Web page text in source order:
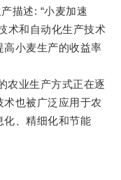
描述: “小麦加速
术和自动化生产技术
小麦生产的收益率
业生产方式正在逐
也被广泛应用于农
化、精细化和节能